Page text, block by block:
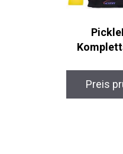
Preis